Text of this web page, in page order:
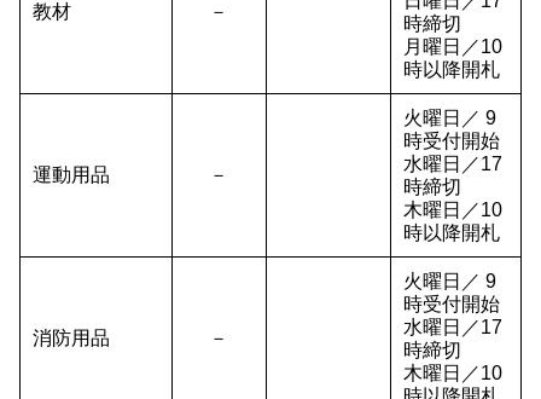
教材 －
時締切
月曜日／10
時以降開札
運動用品 －
火曜日／ 9
時受付開始
水曜日／17
時締切
木曜日／10
時以降開札
消防用品 －
火曜日／ 9
時受付開始
水曜日／17
時締切
木曜日／10